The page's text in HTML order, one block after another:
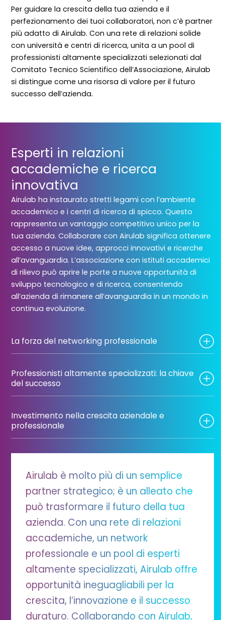
Per guidare la crescita della tua azienda e il
perfezionamento dei tuoi collaboratori, non c’è partner
più adatto di Airulab. Con una rete di relazioni solide
con università e centri di ricerca, unita a un pool di
professionisti altamente specializzati selezionati dal
Comitato Tecnico Scientifico dell’Associazione, Airulab
si distingue come una risorsa di valore per il futuro
successo dell’azienda.
Esperti in relazioni
accademiche e ricerca
innovativa
Airulab ha instaurato stretti legami con l’ambiente
accademico e i centri di ricerca di spicco. Questo
rappresenta un vantaggio competitivo unico per la
tua azienda. Collaborare con Airulab significa ottenere
accesso a nuove idee, approcci innovativi e ricerche
all’avanguardia. L’associazione con istituti accademici
di rilievo può aprire le porte a nuove opportunità di
sviluppo tecnologico e di ricerca, consentendo
all’azienda di rimanere all’avanguardia in un mondo in
continua evoluzione.
La forza del networking professionale
Professionisti altamente specializzati: la chiave
del successo
Investimento nella crescita aziendale e
professionale
Airulab è molto più di un semplice
partner strategico; è un alleato che
può trasformare il futuro della tua
azienda. Con una rete di relazioni
accademiche, un network
professionale e un pool di esperti
altamente specializzati, Airulab offre
opportunità ineguagliabili per la
crescita, l’innovazione e il successo
duraturo. Collaborando con Airulab,